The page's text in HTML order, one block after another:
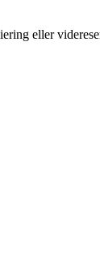
eller